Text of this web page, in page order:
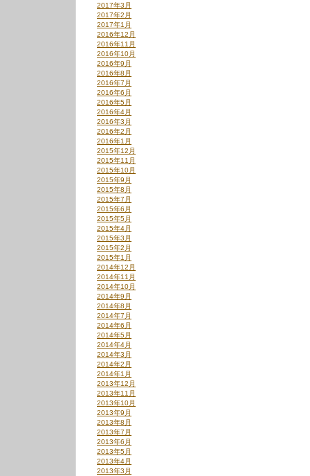
2017年3月
2017年2月
2017年1月
2016年12月
2016年11月
2016年10月
2016年9月
2016年8月
2016年7月
2016年6月
2016年5月
2016年4月
2016年3月
2016年2月
2016年1月
2015年12月
2015年11月
2015年10月
2015年9月
2015年8月
2015年7月
2015年6月
2015年5月
2015年4月
2015年3月
2015年2月
2015年1月
2014年12月
2014年11月
2014年10月
2014年9月
2014年8月
2014年7月
2014年6月
2014年5月
2014年4月
2014年3月
2014年2月
2014年1月
2013年12月
2013年11月
2013年10月
2013年9月
2013年8月
2013年7月
2013年6月
2013年5月
2013年4月
2013年3月